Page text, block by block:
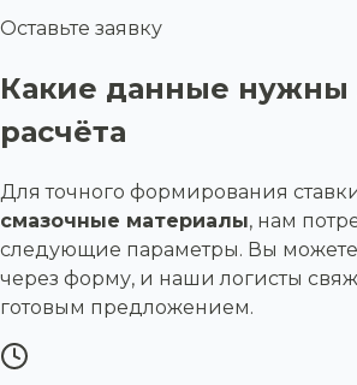
Оставьте заявку
Какие данные нужны
расчёта
Для точного формирования
смазочные материалы, нам
следующие параметры. Вы можете
через форму, и наши логисты
готовым предложением.